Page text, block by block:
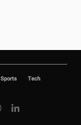
Sports Tech